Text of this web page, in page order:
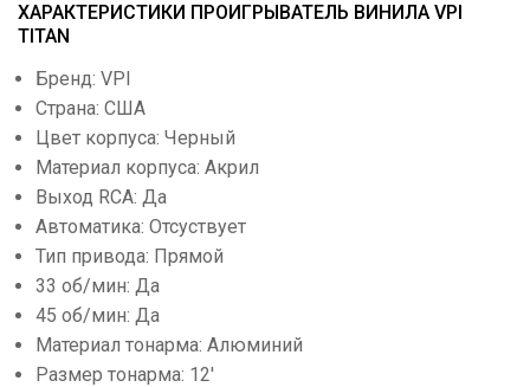
ХАРАКТЕРИСТИКИ ПРОИГРЫВАТЕЛЬ ВИНИЛА VPI
TITAN
Бренд: VPI
Страна: США
Цвет корпуса: Черный
Материал корпуса: Акрил
Выход RCA: Да
Автоматика: Отсуствует
Тип привода: Прямой
33 об/мин: Да
45 об/мин: Да
Материал тонарма: Алюминий
Размер тонарма: 12'